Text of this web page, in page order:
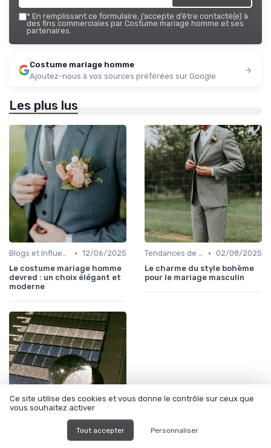
* En remplissant ce formulaire, j’accepte d’être contacté(e) à
des fins commerciales par Costume mariage homme et ses
partenaires.
Costume mariage homme
Ajoutez-nous à vos sources préférées sur Google
Les plus lus
Blogs et Influencers de Mode Masculine • 12/06/2025
Le costume mariage homme
devred : un choix élégant et
moderne
Tendances de Mariages • 02/08/2025
Le charme du style bohème
pour le mariage masculin
Conseils de Mode pour le Marié • 12/06/2025
Ce site utilise des cookies et vous donne le contrôle sur ceux que
vous souhaitez activer
Tout accepter Personnaliser